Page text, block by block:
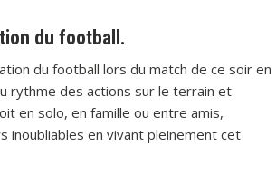
du football.
du football lors du match de ce soir en
rythme des actions sur le terrain et
en solo, en famille ou entre amis,
inoubliables en vivant pleinement cet